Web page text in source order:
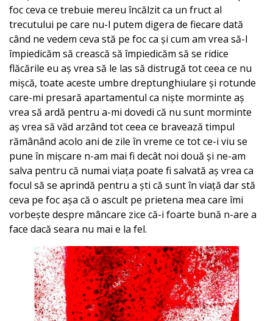
foc ceva ce trebuie mereu încălzit ca un fruct al
trecutului pe care nu-l putem digera de fiecare dată
când ne vedem ceva stă pe foc ca și cum am vrea să-l
împiedicăm să crească să împiedicăm să se ridice
flăcările eu aș vrea să le las să distrugă tot ceea ce nu
mișcă, toate aceste umbre dreptunghiulare și rotunde
care-mi presară apartamentul ca niște morminte aș
vrea să ardă pentru a-mi dovedi că nu sunt morminte
aș vrea să văd arzând tot ceea ce bravează timpul
rămânând acolo ani de zile în vreme ce tot ce-i viu se
pune în mișcare n-am mai fi decât noi două și ne-am
salva pentru că numai viața poate fi salvată aș vrea ca
focul să se aprindă pentru a ști că sunt în viață dar stă
ceva pe foc așa că o ascult pe prietena mea care îmi
vorbește despre mâncare zice că-i foarte bună n-are a
face dacă seara nu mai e la fel.